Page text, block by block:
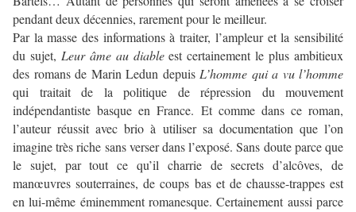
pendant deux décennies, rarement pour le meilleur.
Par la masse des informations à traiter, l’ampleur et la sensibilité
du sujet, Leur âme au diableest certainement le plus ambitieux
des romans de Marin Ledun depuis L’homme qui a vu l’homme
qui traitait de la politique de répression du mouvement
indépendantiste basque en France. Et comme dans ce roman,
l’auteur réussit avec brio à utiliser sa documentation que l’on
imagine très riche sans verser dans l’exposé. Sans doute parce que
le sujet, par tout ce qu’il charrie de secrets d’alcôves, de
manœuvres souterraines, de coups bas et de chausse-trappes est
en lui-même éminemment romanesque. Certainement aussi parce